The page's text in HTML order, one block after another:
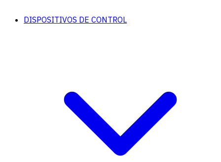
DISPOSITIVOS DE CONTROL